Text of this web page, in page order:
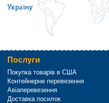
Україну
Послуги
Покупка товарів в США
Контейнерне перевезення
Авіаперевезення
Доставка посилок